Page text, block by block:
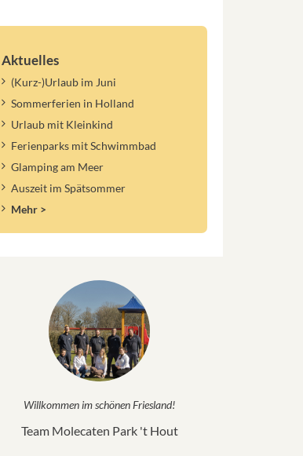
Aktuelles
(Kurz-)Urlaub im Juni
Sommerferien in Holland
Urlaub mit Kleinkind
Ferienparks mit Schwimmbad
Glamping am Meer
Auszeit im Spätsommer
Mehr >
Willkommen im schönen Friesland!
Team Molecaten Park 't Hout